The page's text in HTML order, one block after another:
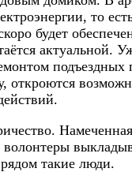
то
будет
актуальной.
подъездных
откроются
такие люди.